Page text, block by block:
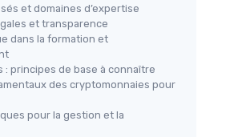
et domaines d’expertise
et transparence
dans la formation et
: principes de base à connaître
des cryptomonnaies pour
pour la gestion et la